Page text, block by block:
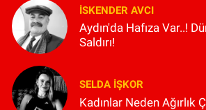
İSKENDER AVCI
Aydın'da Hafıza Var..!
Saldırı!
SELDA İŞKOR
Kadınlar Neden Ağırlık